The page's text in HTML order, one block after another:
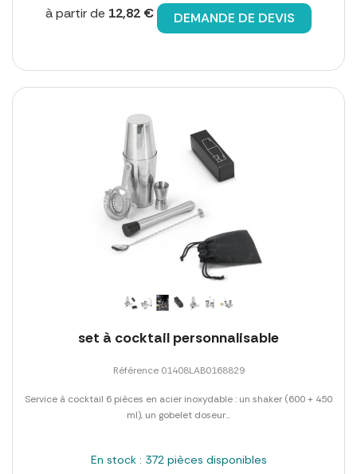
à partir de 12,82 € DEMANDE DE DEVIS
set à cocktail personnalisable
Référence 01408LAB0168829
Service à cocktail 6 pièces en acier inoxydable : un shaker (600 + 450
ml), un gobelet doseur...
En stock : 372 pièces disponibles